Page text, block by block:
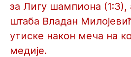
за Лигу шампиона (1:3),
штаба Владан
утиске након меча на
медије.